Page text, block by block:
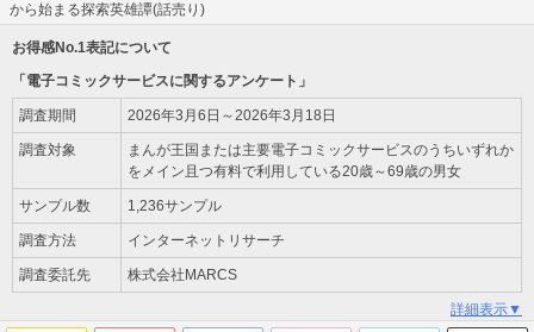
から始まる探索英雄譚(話売り)
お得感No.1表記について
「電子コミックサービスに関するアンケート」
調査期間 2026年3月6日～2026年3月18日
調査対象
まんが王国または主要電子コミックサービスのうちいずれか
をメイン且つ有料で利用している20歳～69歳の男女
サンプル数 1,236サンプル
調査方法 インターネットリサーチ
調査委託先 株式会社MARCS
詳細表示▼